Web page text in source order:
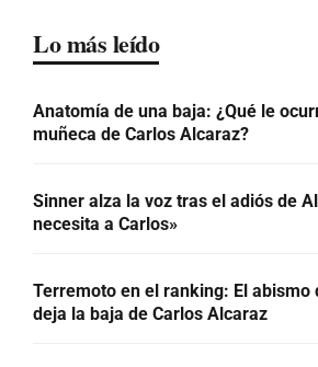
Lo más leído
Anatomía de una baja: ¿Qué le
muñeca de Carlos Alcaraz?
Sinner alza la voz tras el adiós de
necesita a Carlos»
Terremoto en el ranking: El abismo
deja la baja de Carlos Alcaraz